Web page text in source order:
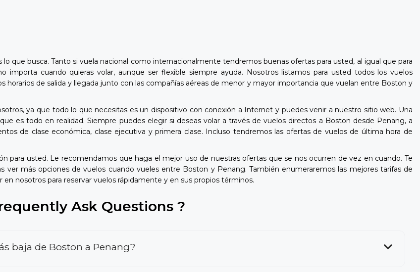
que busca. Tanto si vuela nacional como internacionalmente tendremos buenas ofertas para usted, al igual que para
cuando quieras volar, aunque ser flexible siempre ayuda. Nosotros listamos para usted todos los vuelos
horarios de salida y llegada junto con las compañías aéreas de menor y mayor importancia que vuelan entre Boston y
ya que todo lo que necesitas es un dispositivo con conexión a Internet y puedes venir a nuestro sitio web. Una
es todo en realidad. Siempre puedes elegir si deseas volar a través de vuelos directos a Boston desde Penang, a
de clase económica, clase ejecutiva y primera clase. Incluso tendremos las ofertas de vuelos de última hora de
para usted. Le recomendamos que haga el mejor uso de nuestras ofertas que se nos ocurren de vez en cuando. Te
ver más opciones de vuelos cuando vueles entre Boston y Penang. También enumeraremos las mejores tarifas de
nosotros para reservar vuelos rápidamente y en sus propios términos.
Ask Questions ?
baja de Boston a Penang?